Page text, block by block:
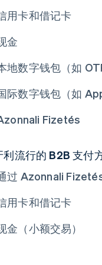
用卡和借记卡
金
地数字钱包（如
际数字钱包（如
Fizetés
利流行的 B2B 支付
过 Azonnali
用卡和借记卡
金（小额交易）